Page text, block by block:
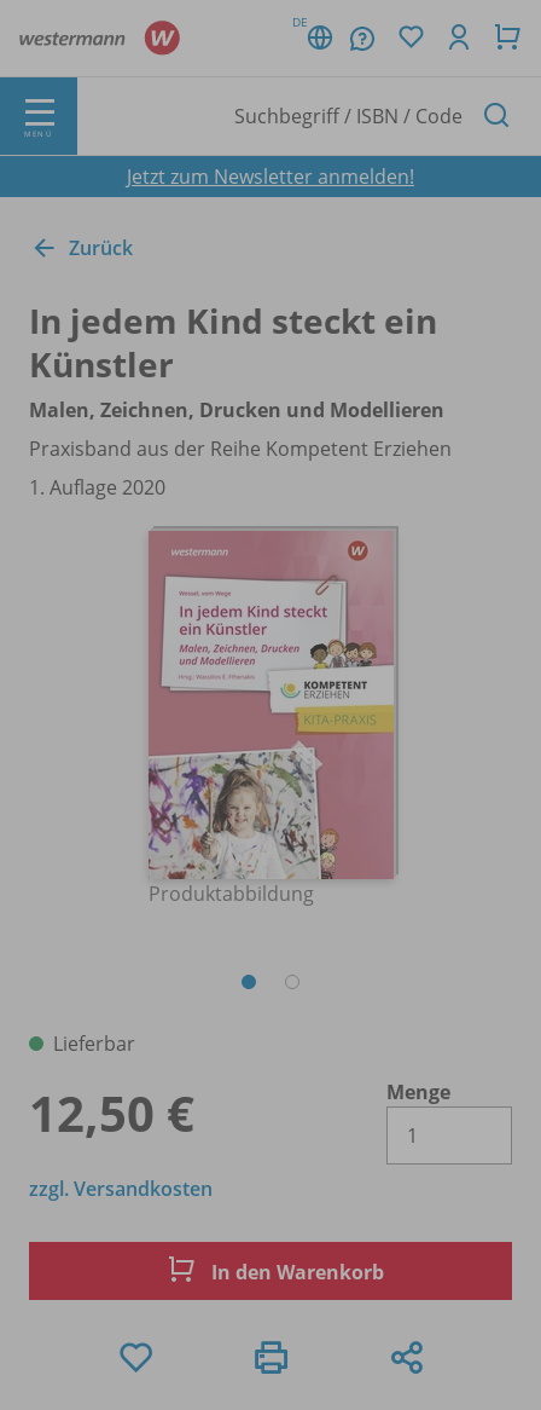
DE
MENÜ
Jetzt zum Newsletter anmelden!
Zurück
In jedem Kind steckt ein
Künstler
Malen, Zeichnen, Drucken und Modellieren
Praxisband aus der Reihe Kompetent Erziehen
1. Auflage 2020
Produktabbildung
Lieferbar
12,50 €
Menge
zzgl. Versandkosten
In den Warenkorb